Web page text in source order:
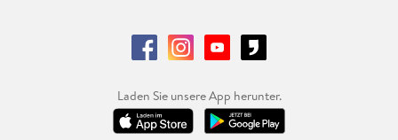
Laden Sie unsere App herunter.